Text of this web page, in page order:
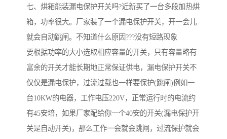
七、烘箱能装漏电保护开关吗?近新买了一台多段加热烘
箱，功率很大。厂家装了一个漏电保护开关，开一会儿
就会自动跳闸。不知道什么原因???没有短路现象
要根据功率的大小选取相应容量的开关，只有容量略有
富余的开关才能长期地正常保证供电，漏电保护开关不
仅仅是漏电保护，过流过载也一样要保护(跳闸)例如一
台10KW的电器，工作电压220V，正常运行时的电流约
有45安培，如果厂家配给你一个40安的开关(漏电保护开
关是自动开关)，那么工作一会就会跳闸，过流保护就会